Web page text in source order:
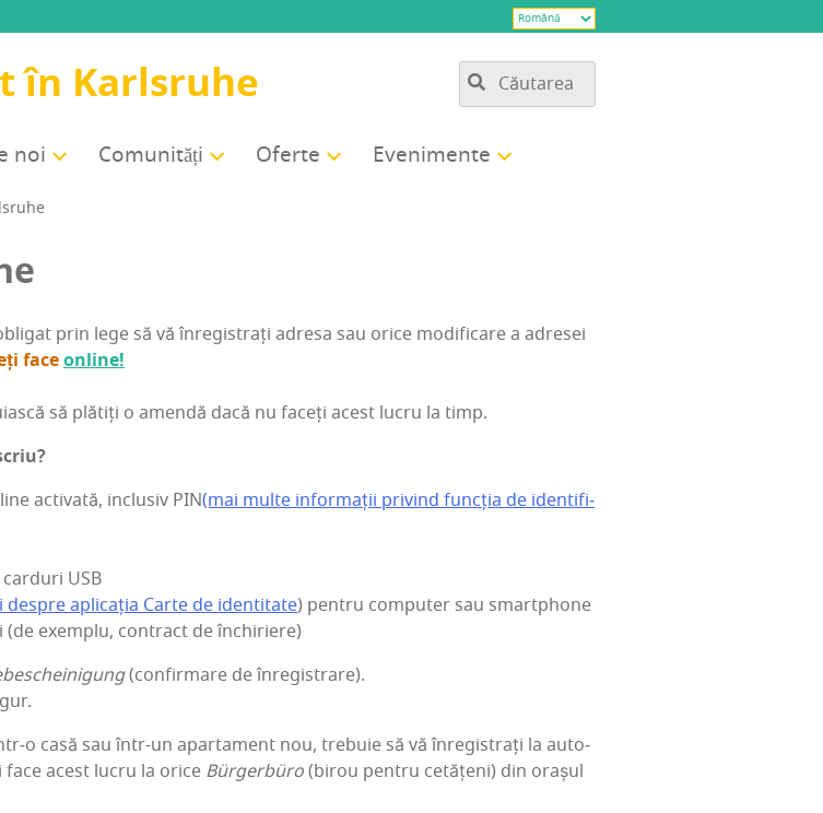
în Karlsruhe
noi Comu­ni­tăți Ofer­te Eve­ni­men­te
prin lege să vă înre­gis­trați adre­sa sau ori­ce modi­fi­ca­re a adre­sei
faceonli­ne!
să plătiți o amen­dă dacă nu faceți acest lucru la timp.
acti­va­tă, inclu­siv PIN(mai mul­te infor­ma­ții pri­vind func­ția de iden­ti­fi­
USB
apli­ca­ția Car­te de iden­ti­ta­te) pen­tru com­pu­ter sau smartphone
exem­plu, con­tract de închiriere)
(con­fir­ma­re de înre­gis­tra­re).
casă sau într-un apar­ta­ment nou, tre­bu­ie să vă înre­gis­trați la auto­
face acest lucru la ori­ce Bür­ger­büro(birou pen­tru cetă­țeni) din ora­șul